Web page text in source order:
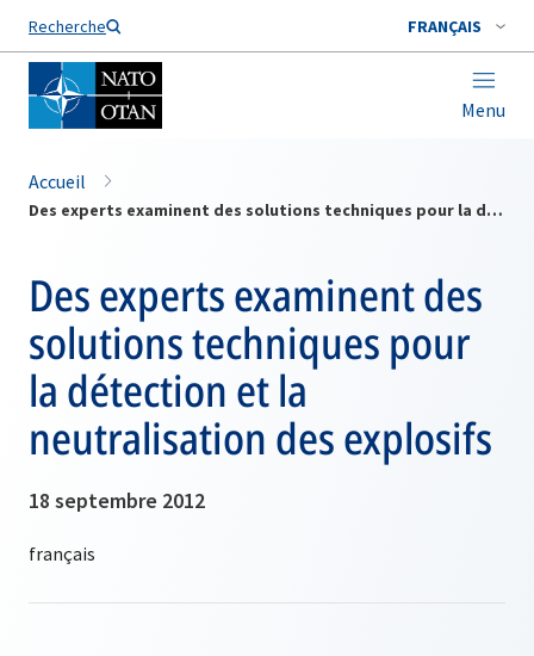
Recherche FRANÇAIS
Menu
Nom de famille*
Accueil
Des experts examinent des solutions techniques pour la détection et la neutralisation des explosifs
Des experts examinent des
solutions techniques pour
la détection et la
neutralisation des explosifs
18 septembre 2012